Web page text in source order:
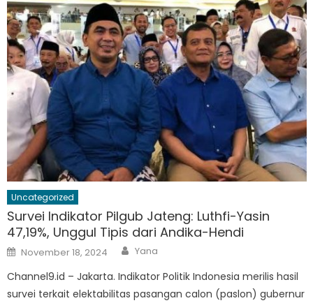
Uncategorized
Survei Indikator Pilgub Jateng: Luthfi-Yasin
47,19%, Unggul Tipis dari Andika-Hendi
Posted
on
November 18, 2024 Author
Yana
Channel9.id – Jakarta. Indikator Politik Indonesia merilis hasil
survei terkait elektabilitas pasangan calon (paslon) gubernur